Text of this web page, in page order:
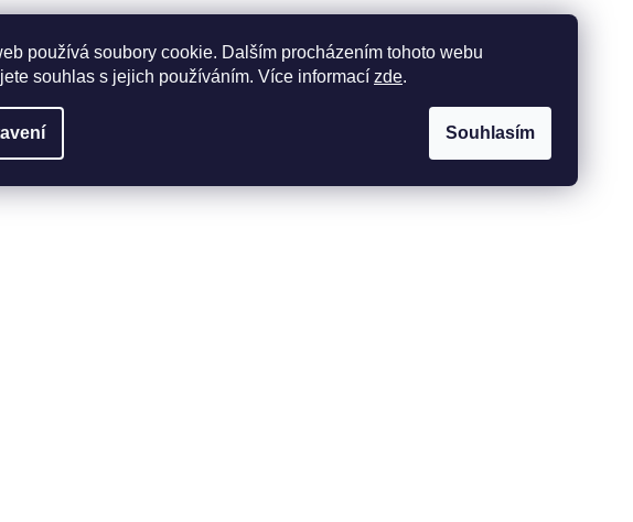
používá soubory cookie. Dalším procházením tohoto webu
souhlas s jejich používáním. Více informací zde.
Souhlasím